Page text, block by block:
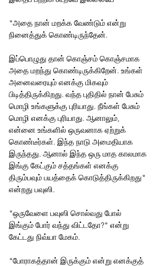
"அதை நான் மறக்க வேண்டும் என்று
நினைத்துக் கொண்டிருந்தேன்.
இப்பொழுது தான் கொஞ்சம் கொஞ்சமாக
அதை மறந்து கொண்டிருக்கிறேன். உங்கள்
அனைவரையும் எனக்கு மிகவும்
பிடித்திருக்கிறது. வந்த புதிதில் நான் பேசும்
மொழி உங்களுக்கு புரியாது. நீங்கள் பேசும்
மொழி எனக்கு புரியாது. ஆனாலும்,
என்னை உங்களில் ஒருவனாக ஏற்றுக்
கொண்டீர்கள். இந்த நாடு அமைதியாக
இருந்தது. ஆனால் இந்த ஒரு மாத காலமாக
இங்கு கேட்கும் சத்தங்கள் எனக்கு
திரும்பவும் பயத்தைக் கொடுத்திருக்கிறது"
என்றது பவுஸி.
"ஒருவேளை பவுஸி சொல்வது போல்
இங்கும் போர் வந்து விட்டதோ?" என்று
கேட்டது நிவ்யா மேகம்.
"போராகத்தான் இருக்கும் என்று எனக்குத்